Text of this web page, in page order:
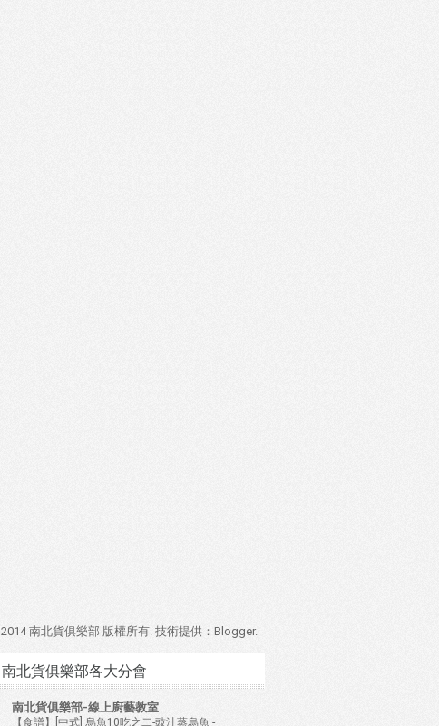
2014 南北貨俱樂部 版權所有. 技術提供： Blogger.
南北貨俱樂部各大分會
南北貨俱樂部-線上廚藝教室
【食譜】[中式] 烏魚10吃之二-豉汁蒸烏魚 -